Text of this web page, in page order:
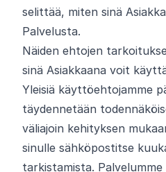
selittää, miten sinä
Palvelusta.
Näiden ehtojen
sinä Asiakkaana voit
Yleisiä käyttöehtojamme
täydennetään
väliajoin kehityksen
sinulle sähköpostitse
tarkistamista.